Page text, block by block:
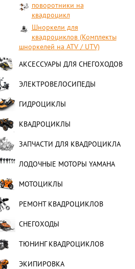
поворотники на
квадроцикл
Шноркели для
квадроциклов (Комплекты
шноркелей на ATV / UTV)
АКСЕССУАРЫ ДЛЯ СНЕГОХОДОВ
ЭЛЕКТРОВЕЛОСИПЕДЫ
ГИДРОЦИКЛЫ
КВАДРОЦИКЛЫ
ЗАПЧАСТИ ДЛЯ КВАДРОЦИКЛА
ЛОДОЧНЫЕ МОТОРЫ YAMAHA
МОТОЦИКЛЫ
РЕМОНТ КВАДРОЦИКЛОВ
СНЕГОХОДЫ
ТЮНИНГ КВАДРОЦИКЛОВ
ЭКИПИРОВКА